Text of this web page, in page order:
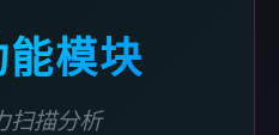
模块
扫描分析